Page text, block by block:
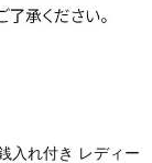
入れ付き レディー